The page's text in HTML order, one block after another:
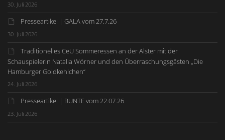
30. Juli 2026
Presseartikel | GALA vom 27.7.26
30. Juli 2026
Traditionelles CeU Sommeressen an der Alster mit der
Schauspielerin Natalia Wörner und den Überraschungsgästen „Die
Hamburger Goldkehlchen“
24. Juli 2026
Presseartikel | BUNTE vom 22.07.26
23. Juli 2026